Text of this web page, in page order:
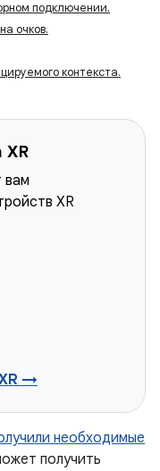
подключении.
очков.
контекста.
XR
вам
XR
→
необходимые
получить